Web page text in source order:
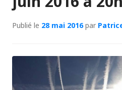
Publié le 28 mai 2016par